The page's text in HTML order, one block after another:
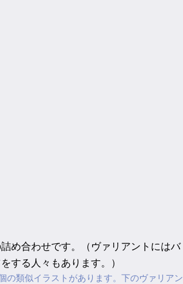
め合わせです。（ヴァリアントにはバ
する人々もあります。）
の類似イラストがあります。下のヴァリアン